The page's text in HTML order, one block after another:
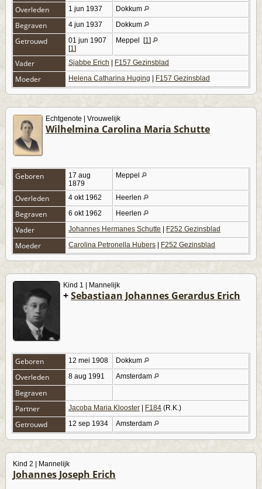
Overleden 1 jun 1937 Dokkum
Begraven 4 jun 1937 Dokkum
Getrouwd
01 jun 1907
[1]
Meppel [1]
Vader Sjabbe Erich F157 Gezinsblad
Moeder Helena Catharina Huging F157 Gezinsblad
Echtgenote | Vrouwelijk
Wilhelmina Carolina Maria Schutte
Geboren
17 aug
1879
Meppel
Overleden 4 okt 1962 Heerlen
Begraven 6 okt 1962 Heerlen
Vader Johannes Hermanes Schutte F252 Gezinsblad
Moeder Carolina Petronella Hubers F252 Gezinsblad
Kind 1 | Mannelijk
+Sebastiaan Johannes Gerardus Erich
Geboren 12 mei 1908 Dokkum
Overleden 8 aug 1991 Amsterdam
Begraven
Partner
Jacoba Maria Klooster F184 (R.K.)
Getrouwd 12 sep 1934 Amsterdam
Kind 2 | Mannelijk
Johannes Joseph Erich